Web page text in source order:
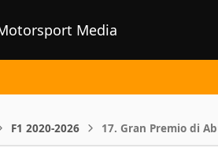
Media
F1 2020-2026 17. Gran Premio di